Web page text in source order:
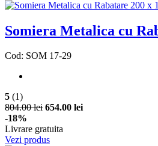
Somiera Metalica cu
Cod: SOM 17-29
5 (1)
804.00 lei 654.00 lei
-18%
Livrare gratuita
Vezi produs